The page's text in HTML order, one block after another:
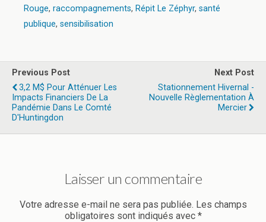
Rouge, raccompagnements, Répit Le Zéphyr, santé
publique, sensibilisation
Previous Post
3,2 M$ Pour Atténuer Les
Impacts Financiers De La
Pandémie Dans Le Comté
D'Huntingdon
Next Post
Stationnement Hivernal -
Nouvelle Règlementation À
Mercier
Laisser un commentaire
Votre adresse e-mail ne sera pas publiée. Les champs
obligatoires sont indiqués avec *